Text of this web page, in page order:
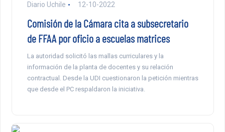
Diario Uchile 12-10-2022
Comisión de la Cámara cita a subsecretario
de FFAA por oficio a escuelas matrices
La autoridad solicitó las mallas curriculares y la
información de la planta de docentes y su relación
contractual. Desde la UDI cuestionaron la petición mientras
que desde el PC respaldaron la iniciativa.